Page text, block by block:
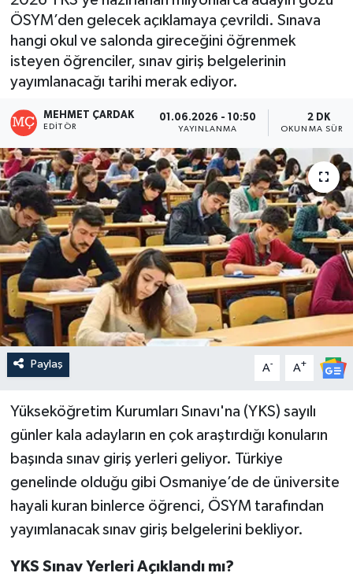
ÖSYM’den gelecek açıklamaya çevrildi. Sınava
hangi okul ve salonda gireceğini öğrenmek
isteyen öğrenciler, sınav giriş belgelerinin
yayımlanacağı tarihi merak ediyor.
MEHMET ÇARDAK
EDITÖR
01.06.2026 - 10:50
YAYINLANMA
2 DK
OKUNMA
Paylaş A- A+
Yükseköğretim Kurumları Sınavı'na (YKS) sayılı
günler kala adayların en çok araştırdığı konuların
başında sınav giriş yerleri geliyor. Türkiye
genelinde olduğu gibi Osmaniye’de de üniversite
hayali kuran binlerce öğrenci, ÖSYM tarafından
yayımlanacak sınav giriş belgelerini bekliyor.
YKS Sınav Yerleri Açıklandı mı?